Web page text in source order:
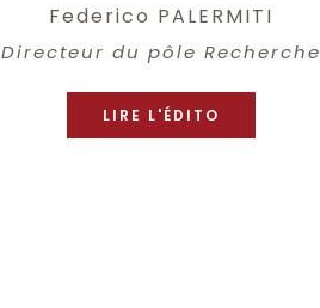
Federico PALERMITI
Directeur du pôle Recherche
LIRE L'ÉDITO